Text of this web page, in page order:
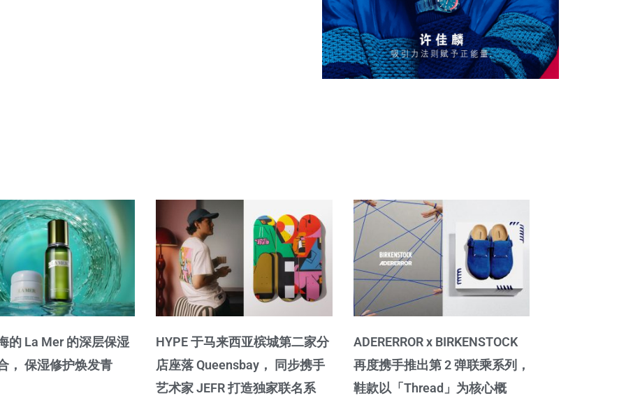
的 La Mer 的深层保湿
， 保湿修护焕发青
HYPE 于马来西亚槟城第二家分
店座落 Queensbay， 同步携手
艺术家 JEFR 打造独家联名系
ADERERROR x BIRKENSTOCK
再度携手推出第 2 弹联乘系列，
鞋款以「Thread」为核心概